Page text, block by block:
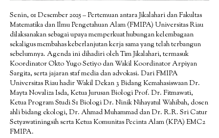
Senin, 01 Desember 2025 – Pertemuan antara Jikalahari dan Fakultas
Matematika dan Ilmu Pengetahuan Alam (FMIPA) Universitas Riau
dilaksanakan sebagai upaya memperkuat hubungan kelembagaan
sekaligus membahas keberlanjutan kerja sama yang telah terbangun
sebelumnya. Agenda ini dihadiri oleh Tim Jikalahari, termasuk
Koordinator Okto Yugo Setiyo dan Wakil Koordinator Arpiyan
Sargita, serta jajaran staf media dan advokasi. Dari FMIPA
Universitas Riau hadir Wakil Dekan 3 Bidang Kemahasiswaan Dr.
Mayta Novaliza Isda, Ketua Jurusan Biologi Prof. Dr. Fitmawati,
Ketua Program Studi S1 Biologi Dr. Ninik Nihayatul Wahibah, dosen
ahli bidang ekologi, Dr. Ahmad Muhammad dan Dr. R.R. Sri Catur
Setyawatiningsih serta Ketua Komunitas Pecinta Alam (KPA) EMC2
FMIPA.